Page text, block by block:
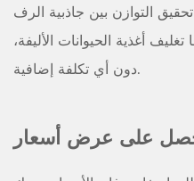
التوازن بين جاذبية الرف
أغذية الحيوانات الأليفة،
دون أي تكلفة إضافية.
على عرض أسعار